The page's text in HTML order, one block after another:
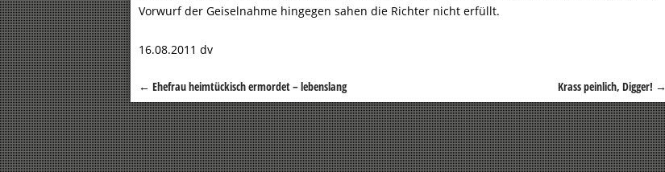
Vorwurf der Geiselnahme hingegen sahen die Richter nicht erfüllt.
16.08.2011 dv
Beitragsnavigation
← Ehefrau heimtückisch ermordet – lebenslang Krass peinlich, Digger! →